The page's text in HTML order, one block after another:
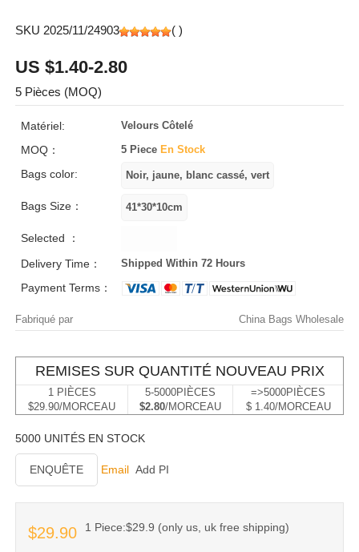
SKU 2025/11/24903 ( )
US $1.40-2.80
5 Pièces (MOQ)
Matériel: Velours Côtelé
MOQ： 5 Piece En Stock
Bags color:
Bags Size：
Selected ：
Delivery Time：
Shipped Within 72 Hours
Payment Terms：
Fabriqué par China Bags Wholesale
REMISES SUR QUANTITÉ NOUVEAU PRIX
1 PIÈCES
$29.90/MORCEAU
5-5000PIÈCES
$2.80/MORCEAU
=>5000PIÈCES
$ 1.40/MORCEAU
5000 UNITÉS EN STOCK
ENQUÊTE Email Add PI
$29.90 1 Piece:$29.9 (only us, uk free shipping)